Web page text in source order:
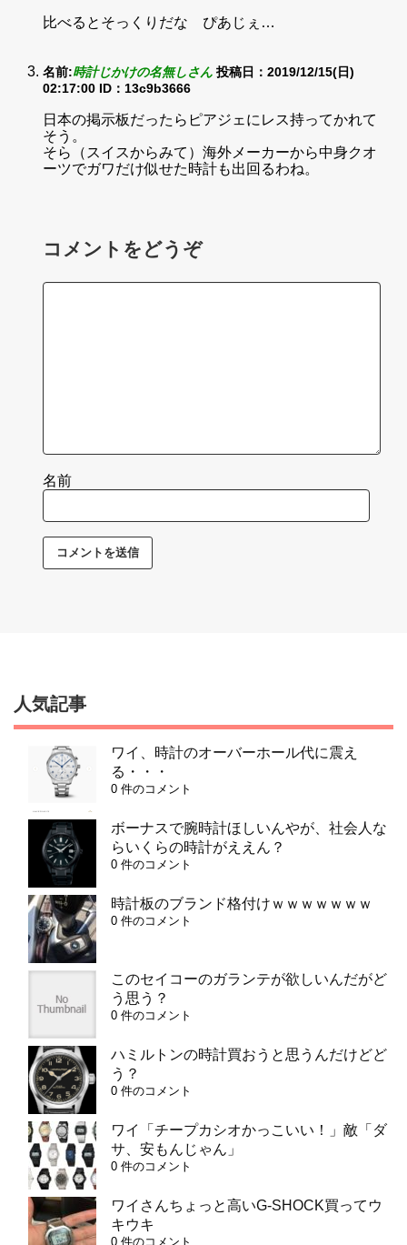
比べるとそっくりだな ぴあじぇ…
名前:時計じかけの名無しさん 投稿日：2019/12/15(日)
02:17:00 ID：13c9b3666
日本の掲示板だったらピアジェにレス持ってかれて
そう。
そら（スイスからみて）海外メーカーから中身クオ
ーツでガワだけ似せた時計も出回るわね。
コメントをどうぞ
名前
人気記事
ワイ、時計のオーバーホール代に震え
る・・・
0 件のコメント
ボーナスで腕時計ほしいんやが、社会人な
らいくらの時計がええん？
0 件のコメント
時計板のブランド格付けｗｗｗｗｗｗｗ
0 件のコメント
このセイコーのガランテが欲しいんだがど
う思う？
0 件のコメント
ハミルトンの時計買おうと思うんだけどど
う？
0 件のコメント
ワイ「チープカシオかっこいい！」敵「ダ
サ、安もんじゃん」
0 件のコメント
ワイさんちょっと高いG-SHOCK買ってウ
キウキ
0 件のコメント